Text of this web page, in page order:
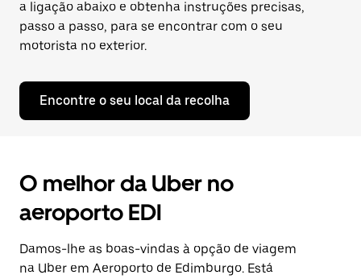
a ligação abaixo e obtenha instruções precisas,
passo a passo, para se encontrar com o seu
motorista no exterior.
Encontre o seu local da recolha
O melhor da Uber no
aeroporto EDI
Damos-lhe as boas-vindas à opção de viagem
na Uber em Aeroporto de Edimburgo. Está